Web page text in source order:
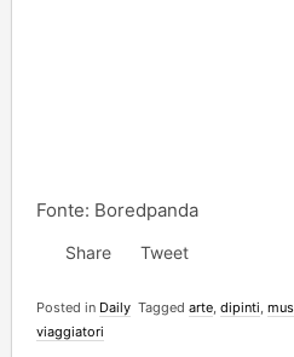
Fonte: Boredpanda
Share Tweet
Posted in Daily Tagged arte, dipinti,
viaggiatori